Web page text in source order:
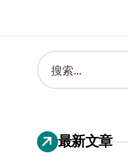
搜
索
：
最新文章